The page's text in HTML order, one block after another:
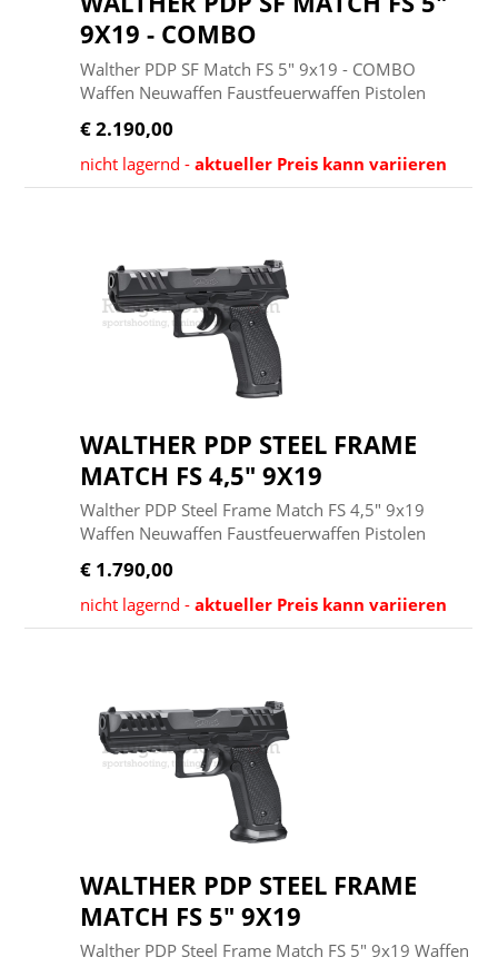
9X19 - COMBO
Walther PDP SF Match FS 5" 9x19 - COMBO
Waffen Neuwaffen Faustfeuerwaffen Pistolen
€ 2.190,00
nicht lagernd -aktueller Preis kann variieren
WALTHER PDP STEEL FRAME
MATCH FS 4,5" 9X19
Walther PDP Steel Frame Match FS 4,5" 9x19
Waffen Neuwaffen Faustfeuerwaffen Pistolen
€ 1.790,00
nicht lagernd -aktueller Preis kann variieren
WALTHER PDP STEEL FRAME
MATCH FS 5" 9X19
Walther PDP Steel Frame Match FS 5" 9x19 Waffen